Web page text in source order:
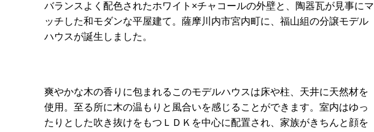
バランスよく配色されたホワイト×チャコールの外壁と、陶器瓦が見事にマ
ッチした和モダンな平屋建て。薩摩川内市宮内町に、福山組の分譲モデル
ハウスが誕生しました。
爽やかな木の香りに包まれるこのモデルハウスは床や柱、天井に天然材を
使用。至る所に木の温もりと風合いを感じることができます。室内はゆっ
たりとした吹き抜けをもつＬＤＫを中心に配置され、家族がきちんと顔を